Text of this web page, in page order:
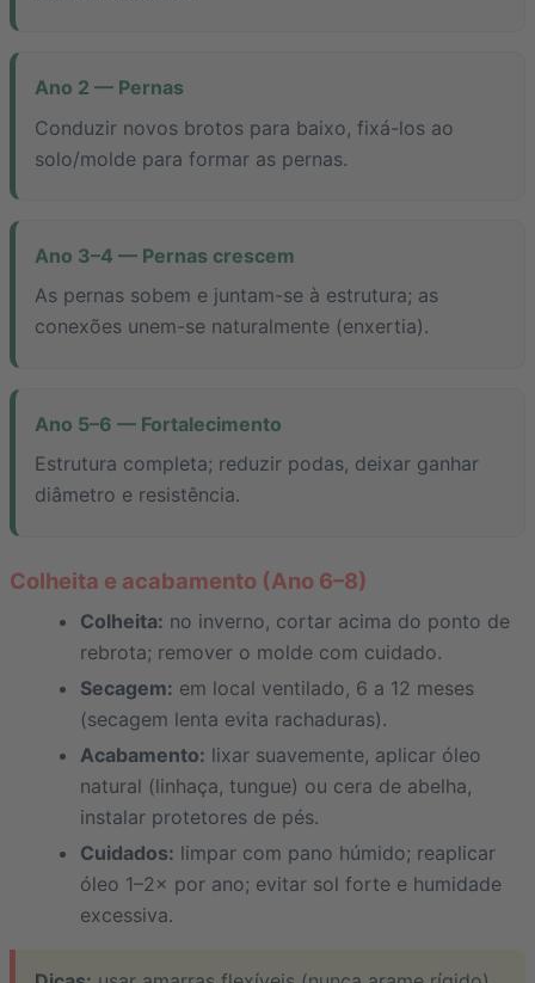
Ano 2 — Pernas
Conduzir novos brotos para baixo, fixá-los ao
solo/molde para formar as pernas.
Ano 3–4 — Pernas crescem
As pernas sobem e juntam-se à estrutura; as
conexões unem-se naturalmente (enxertia).
Ano 5–6 — Fortalecimento
Estrutura completa; reduzir podas, deixar ganhar
diâmetro e resistência.
Colheita e acabamento (Ano 6–8)
Colheita: no inverno, cortar acima do ponto de
rebrota; remover o molde com cuidado.
Secagem: em local ventilado, 6 a 12 meses
(secagem lenta evita rachaduras).
Acabamento: lixar suavemente, aplicar óleo
natural (linhaça, tungue) ou cera de abelha,
instalar protetores de pés.
Cuidados: limpar com pano húmido; reaplicar
óleo 1–2× por ano; evitar sol forte e humidade
excessiva.